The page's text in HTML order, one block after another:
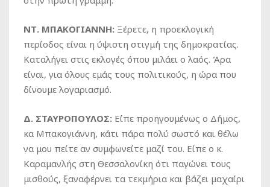
ΝΤ. ΜΠΑΚΟΓΙΑΝΝΗ: Ξέρετε, η προεκλογική
περίοδος είναι η ύψιστη στιγμή της δημοκρατίας.
Καταλήγει στις εκλογές όπου μιλάει ο λαός. Άρα
είναι, για όλους εμάς τους πολιτικούς, η ώρα που
δίνουμε λογαριασμό.
Δ. ΣΤΑΥΡΟΠΟΥΛΟΣ: Είπε προηγουμένως ο Δήμος,
κα Μπακογιάννη, κάτι πάρα πολύ σωστό και θέλω
να μου πείτε αν συμφωνείτε μαζί του. Είπε ο κ.
Καραμανλής στη Θεσσαλονίκη ότι παγώνει τους
μισθούς, ξαναφέρνει τα τεκμήρια και βάζει μαχαίρι